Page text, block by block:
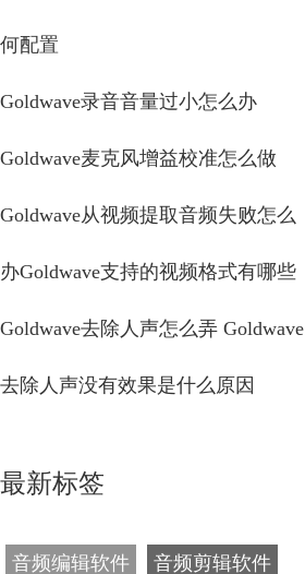
何配置
Goldwave录音音量过小怎么办
Goldwave麦克风增益校准怎么做
Goldwave从视频提取音频失败怎么
办Goldwave支持的视频格式有哪些
Goldwave去除人声怎么弄 Goldwave
去除人声没有效果是什么原因
最新标签
音频编辑软件 音频剪辑软件